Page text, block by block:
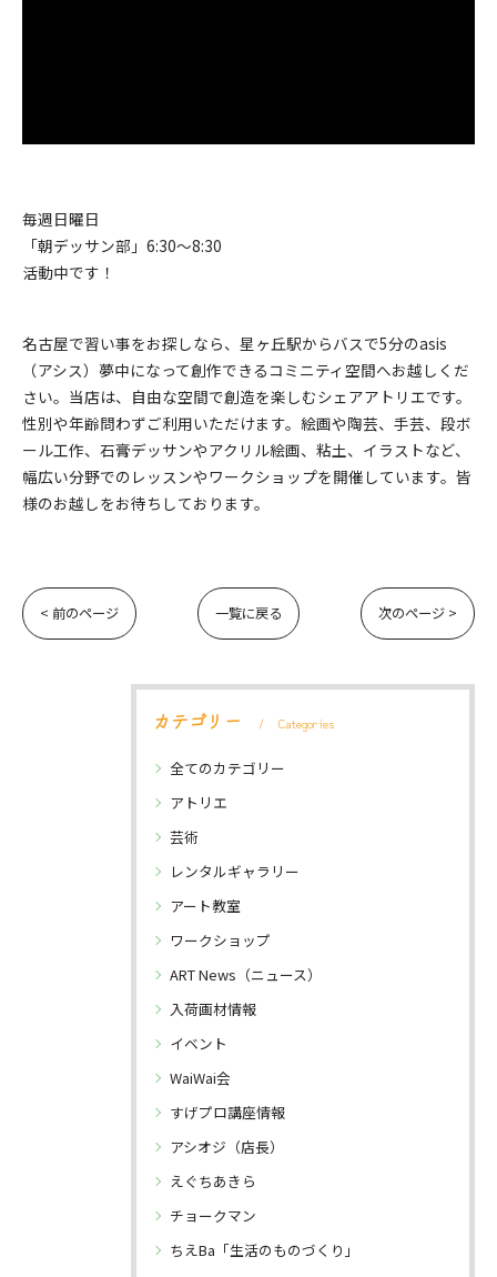
毎週日曜日
「朝デッサン部」6:30〜8:30
活動中です！
名古屋で習い事をお探しなら、星ヶ丘駅からバスで5分のasis
（アシス）夢中になって創作できるコミニティ空間へお越しくだ
さい。当店は、自由な空間で創造を楽しむシェアアトリエです。
性別や年齢問わずご利用いただけます。絵画や陶芸、手芸、段ボ
ール工作、石膏デッサンやアクリル絵画、粘土、イラストなど、
幅広い分野でのレッスンやワークショップを開催しています。皆
様のお越しをお待ちしております。
< 前のページ 一覧に戻る 次のページ >
カテゴリー Categories
全てのカテゴリー
アトリエ
芸術
レンタルギャラリー
アート教室
ワークショップ
ART News（ニュース）
入荷画材情報
イベント
WaiWai会
すげプロ講座情報
アシオジ（店長）
えぐちあきら
チョークマン
ちえBa「生活のものづくり」